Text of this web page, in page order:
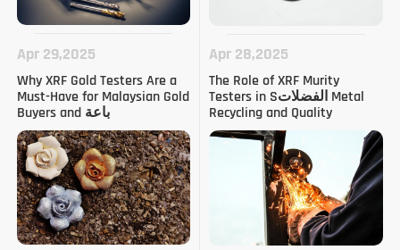
Apr 29,2025
Why XRF Gold Testers Are a
Must-Have for Malaysian Gold
Buyers and باعة
Apr 28,2025
The Role of XRF Murity
Testers in Sالفضلات Metal
Recycling and Quality
Assurance (باللغة الإنجليزية)